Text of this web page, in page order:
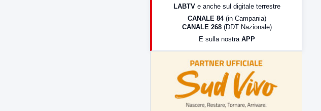
LabNews (Diretta)
LabNews (replica)
LABTV e anche sul digitale terrestre
CANALE 84 (in Campania)
CANALE 268 (DDT Nazionale)
E sulla nostra APP